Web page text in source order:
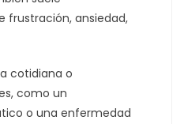
frustración, ansiedad,
cotidiana o
como un
o una enfermedad